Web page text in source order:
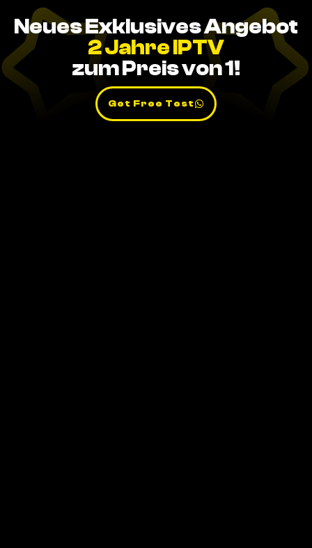
Neues Exklusives Angebot
2 Jahre IPTV
zum Preis von 1!
Get Free Test